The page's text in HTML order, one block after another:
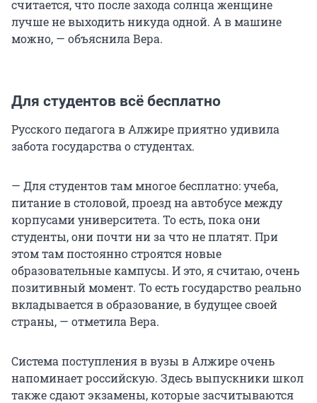
считается, что после захода солнца женщине
лучше не выходить никуда одной. А в машине
можно, — объяснила Вера.
Для студентов всё бесплатно
Русского педагога в Алжире приятно удивила
забота государства о студентах.
— Для студентов там многое бесплатно: учеба,
питание в столовой, проезд на автобусе между
корпусами университета. То есть, пока они
студенты, они почти ни за что не платят. При
этом там постоянно строятся новые
образовательные кампусы. И это, я считаю, очень
позитивный момент. То есть государство реально
вкладывается в образование, в будущее своей
страны, — отметила Вера.
Система поступления в вузы в Алжире очень
напоминает российскую. Здесь выпускники школ
также сдают экзамены, которые засчитываются